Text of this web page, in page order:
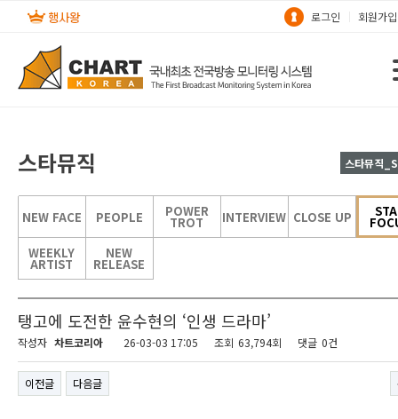
로그인 회원가입
스타뮤직
NEW FACE PEOPLE POWER
TROT INTERVIEW CLOSE UP
WEEKLY
ARTIST
NEW
RELEASE
스타뮤직
탱고에 도전한 윤수현의 ‘인생 드라마’
작성자 차트코리아 26-03-03 17:05 조회 63,794회 댓글 0건
이전글 다음글